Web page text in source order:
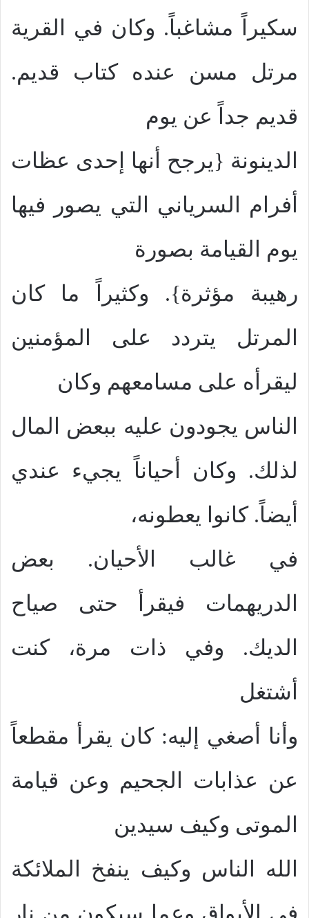
سكيراً مشاغباً. وكان في القرية
مرتل مسن عنده كتاب قديم.
قديم جداً عن يوم
الدينونة {يرجح أنها إحدى عظات
أفرام السرياني التي يصور فيها
يوم القيامة بصورة
رهيبة مؤثرة}. وكثيراً ما كان
المرتل يتردد على المؤمنين
ليقرأه على مسامعهم وكان
الناس يجودون عليه ببعض المال
لذلك. وكان أحياناً يجيء عندي
أيضاً. كانوا يعطونه،
في غالب الأحيان. بعض
الدريهمات فيقرأ حتى صياح
الديك. وفي ذات مرة، كنت
أشتغل
وأنا أصغي إليه: كان يقرأ مقطعاً
عن عذابات الجحيم وعن قيامة
الموتى وكيف سيدين
الله الناس وكيف ينفخ الملائكة